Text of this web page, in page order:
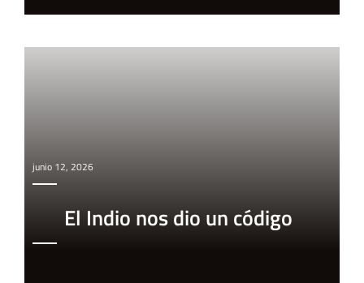
junio 12, 2026
El Indio nos dio un código